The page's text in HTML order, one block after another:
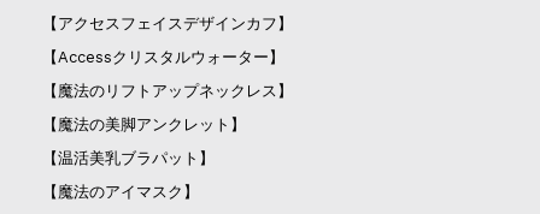
【アクセスフェイスデザインカフ】
【Accessクリスタルウォーター】
【魔法のリフトアップネックレス】
【魔法の美脚アンクレット】
【温活美乳ブラパット】
【魔法のアイマスク】